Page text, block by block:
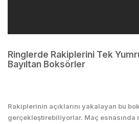
Ringlerde Rakiplerini Tek
Bayıltan Boksörler
Rakiplerinin açıklarını yakalayan bu
gerçekleştirebiliyorlar. Maç esnasında